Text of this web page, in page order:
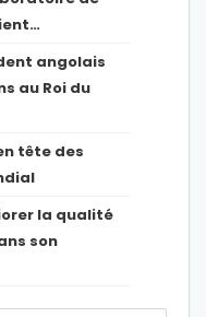
angolais
au Roi du
tête des
la qualité
son